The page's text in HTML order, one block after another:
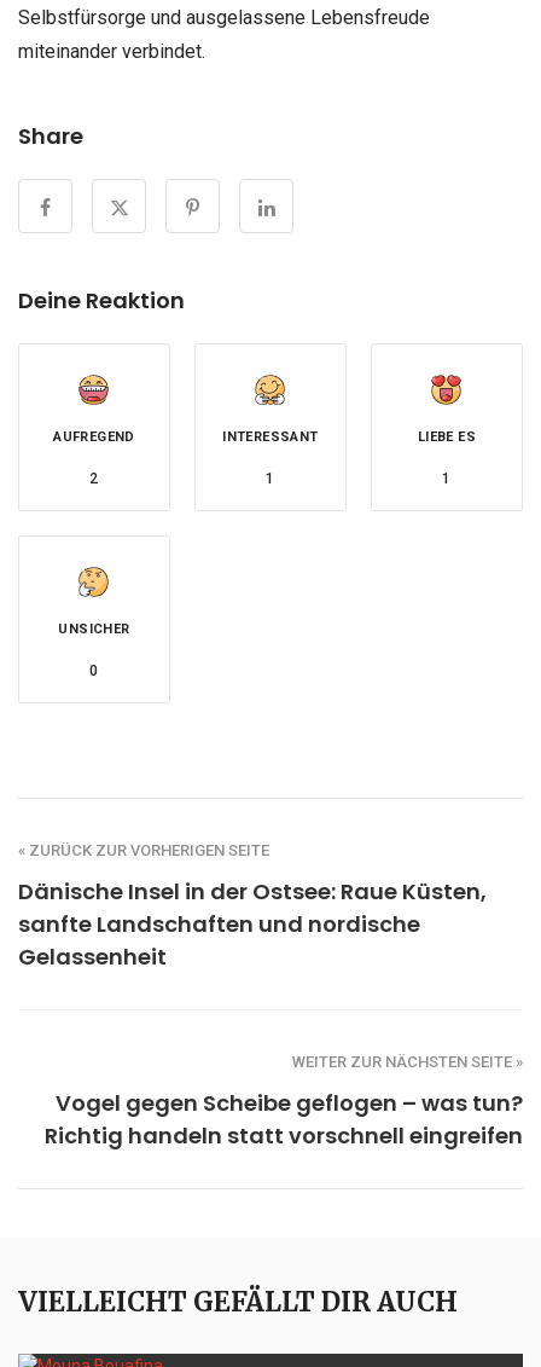
Selbstfürsorge und ausgelassene Lebensfreude
miteinander verbindet.
Share
Deine Reaktion
AUFREGEND
2
INTERESSANT
1
LIEBE ES
1
UNSICHER
0
« ZURÜCK ZUR VORHERIGEN SEITE
Dänische Insel in der Ostsee: Raue Küsten,
sanfte Landschaften und nordische
Gelassenheit
WEITER ZUR NÄCHSTEN SEITE »
Vogel gegen Scheibe geflogen – was tun?
Richtig handeln statt vorschnell eingreifen
VIELLEICHT GEFÄLLT DIR AUCH